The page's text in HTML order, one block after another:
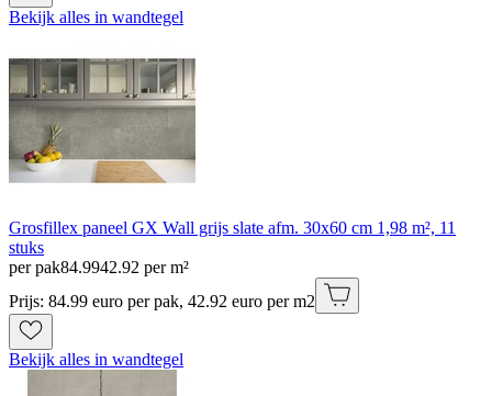
Bekijk alles in wandtegel
Grosfillex paneel GX Wall grijs slate afm. 30x60 cm 1,98 m², 11
stuks
per pak84.9942.92 per m²
Prijs: 84.99 euro per pak, 42.92 euro per m2
Bekijk alles in wandtegel